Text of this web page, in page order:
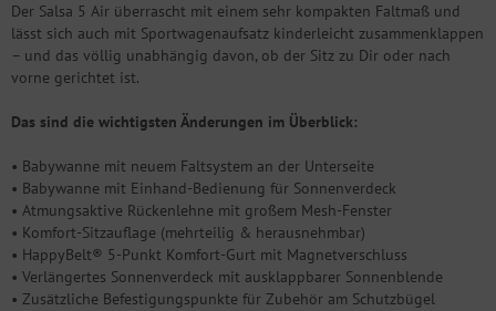
Der Salsa 5 Air überrascht mit einem sehr kompakten Faltmaß und
lässt sich auch mit Sportwagenaufsatz kinderleicht zusammenklappen
– und das völlig unabhängig davon, ob der Sitz zu Dir oder nach
vorne gerichtet ist.
Das sind die wichtigsten Änderungen im Überblick:
• Babywanne mit neuem Faltsystem an der Unterseite
• Babywanne mit Einhand-Bedienung für Sonnenverdeck
• Atmungsaktive Rückenlehne mit großem Mesh-Fenster
• Komfort-Sitzauflage (mehrteilig & herausnehmbar)
• HappyBelt® 5-Punkt Komfort-Gurt mit Magnetverschluss
• Verlängertes Sonnenverdeck mit ausklappbarer Sonnenblende
• Zusätzliche Befestigungspunkte für Zubehör am Schutzbügel